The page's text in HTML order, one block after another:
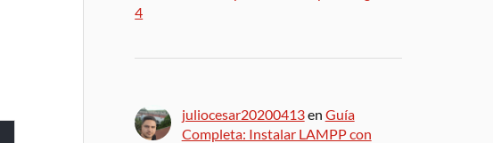
4
juliocesar20200413en Guía
Completa: Instalar LAMPP con